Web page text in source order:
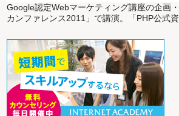
Google認定Webマーケティング講座の企画
カンファレンス2011」で講演。「PHP公式